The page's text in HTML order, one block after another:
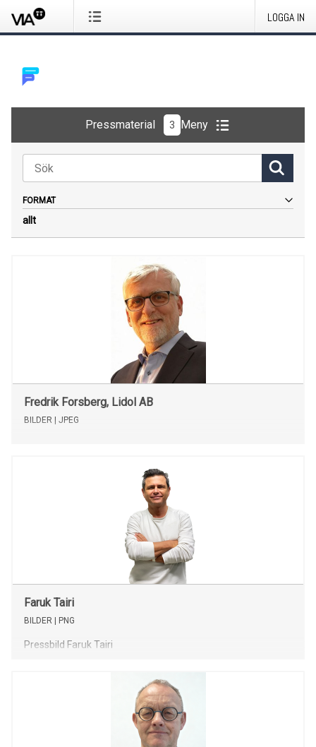
LOGGA IN
Pressmaterial 3 Meny
FORMAT
allt
Fredrik Forsberg, Lidol AB
BILDER | JPEG
Faruk Tairi
BILDER | PNG
Pressbild Faruk Tairi